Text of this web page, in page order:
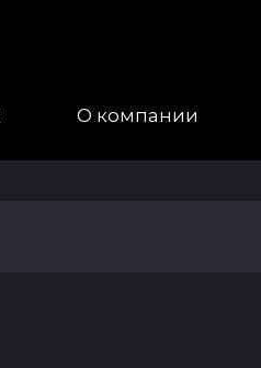
О компании